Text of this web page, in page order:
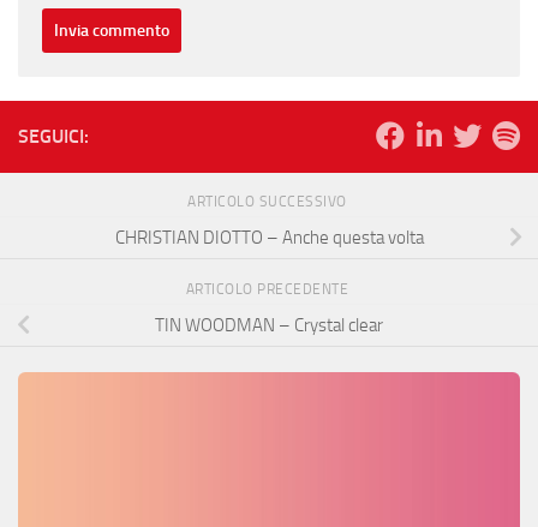
SEGUICI:
ARTICOLO SUCCESSIVO
CHRISTIAN DIOTTO – Anche questa volta
ARTICOLO PRECEDENTE
TIN WOODMAN – Crystal clear